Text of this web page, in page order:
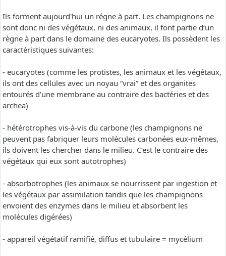
Ils forment aujourd'hui un régne à part. Les champignons ne
sont donc ni des végétaux, ni des animaux, il font partie d’un
règne à part dans le domaine des eucaryotes. Ils possèdent les
caractéristiques suivantes:
- eucaryotes (comme les protistes, les animaux et les végétaux,
ils ont des cellules avec un noyau “vrai” et des organites
entourés d’une membrane au contraire des bactéries et des
archea)
- hétérotrophes vis-à-vis du carbone (les champignons ne
peuvent pas fabriquer leurs molécules carbonées eux-mêmes,
ils doivent les chercher dans le milieu. C’est le contraire des
végétaux qui eux sont autotrophes)
- absorbotrophes (les animaux se nourrissent par ingestion et
les végétaux par assimilation tandis que les champignons
envoient des enzymes dans le milieu et absorbent les
molécules digérées)
- appareil végétatif ramifié, diffus et tubulaire = mycélium